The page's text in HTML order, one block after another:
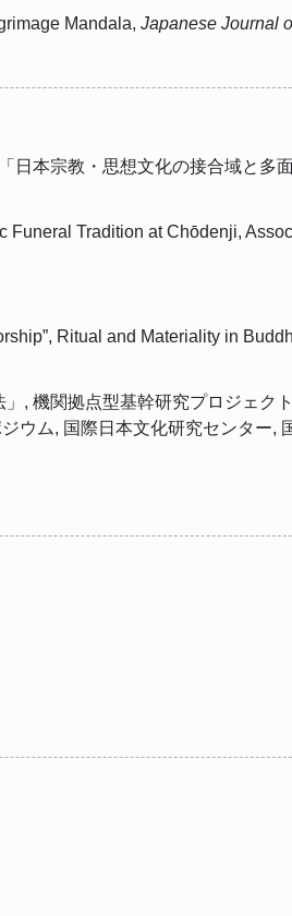
Mandala, Japanese Journal
日本宗教・思想文化の接合域と多
Funeral Tradition at Chōdenji,
Ritual and Materiality in
, 機関拠点型基幹研究プロジェク
ウム, 国際日本文化研究センター,